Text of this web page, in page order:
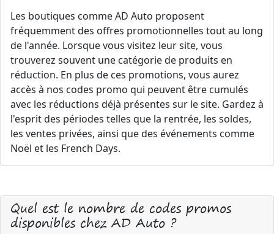
Les boutiques comme AD Auto proposent
fréquemment des offres promotionnelles tout au long
de l'année. Lorsque vous visitez leur site, vous
trouverez souvent une catégorie de produits en
réduction. En plus de ces promotions, vous aurez
accès à nos codes promo qui peuvent être cumulés
avec les réductions déjà présentes sur le site. Gardez à
l'esprit des périodes telles que la rentrée, les soldes,
les ventes privées, ainsi que des événements comme
Noël et les French Days.
Quel est le nombre de codes promos
disponibles chez AD Auto ?